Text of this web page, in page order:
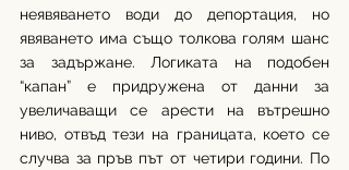
неявяването води до депортация, но
явяването има също толкова голям шанс
за задържане. Логиката на подобен
“капан” е придружена от данни за
увеличаващи се арести на вътрешно
ниво, отвъд тези на границата, което се
случва за пръв път от четири години. По